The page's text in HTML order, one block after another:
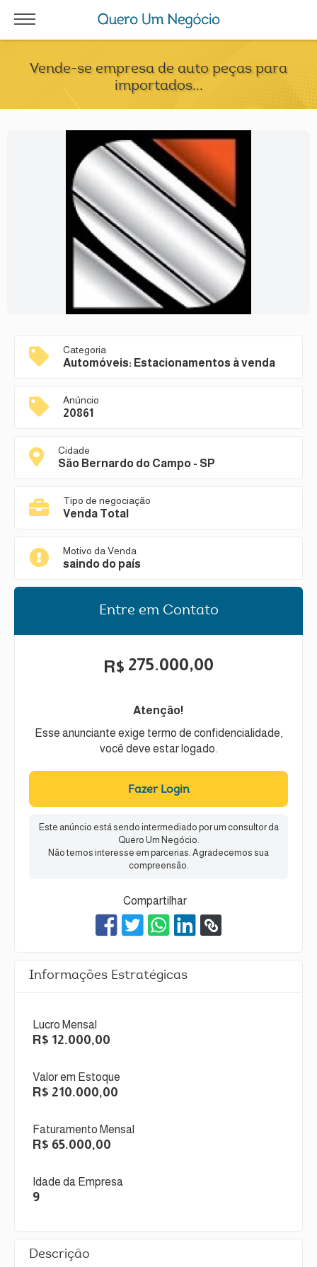
Vende-se empresa de auto peças para
importados...
Categoria
Automóveis: Estacionamentos à venda
Anúncio
20861
Cidade
São Bernardo do Campo - SP
Tipo de negociação
Venda Total
Motivo da Venda
saindo do país
Entre em Contato
R$ 275.000,00
Atenção!
Esse anunciante exige termo de confidencialidade,
você deve estar logado.
Fazer Login
Este anúncio está sendo intermediado por um consultor da
Quero Um Negócio.
Não temos interesse em parcerias. Agradecemos sua
compreensão.
Compartilhar
Informações Estratégicas
Lucro Mensal
R$ 12.000,00
Valor em Estoque
R$ 210.000,00
Faturamento Mensal
R$ 65.000,00
Idade da Empresa
9
Descrição